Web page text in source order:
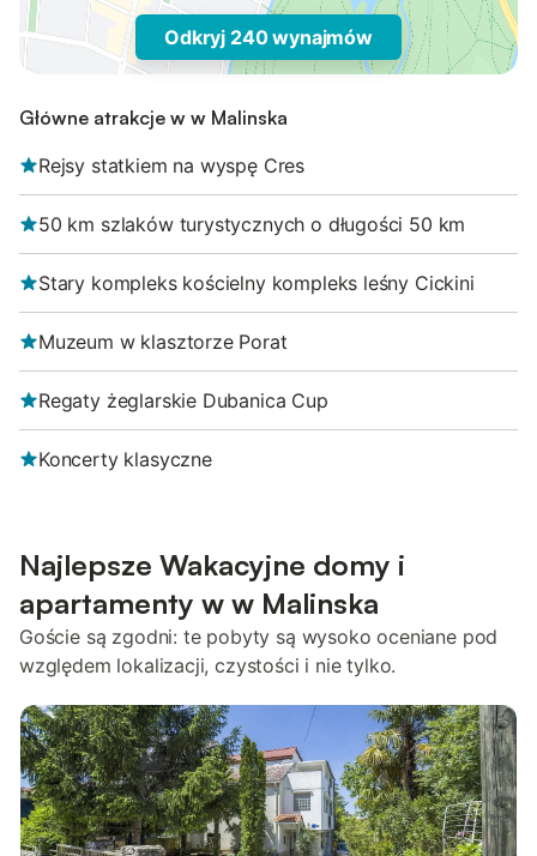
Odkryj 240 wynajmów
Główne atrakcje w w Malinska
Rejsy statkiem na wyspę Cres
50 km szlaków turystycznych o długości 50 km
Stary kompleks kościelny kompleks leśny Cickini
Muzeum w klasztorze Porat
Regaty żeglarskie Dubanica Cup
Koncerty klasyczne
Najlepsze Wakacyjne domy i
apartamenty w w Malinska
Goście są zgodni: te pobyty są wysoko oceniane pod
względem lokalizacji, czystości i nie tylko.